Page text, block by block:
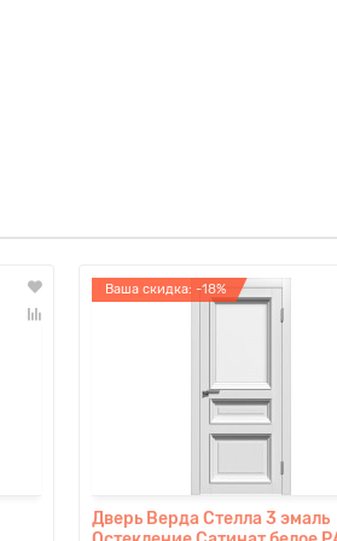
Ваша скидка: -18%
Дверь Верда Стелла 3 эмаль